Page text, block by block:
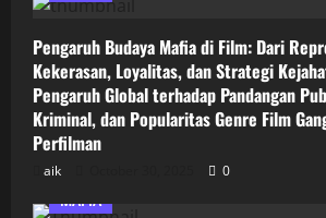
Pengaruh Budaya Mafia di Film: Dari
Kekerasan, Loyalitas, dan Strategi
Pengaruh Global terhadap Pandangan
Kriminal, dan Popularitas Genre Film
Perfilman
aik
0
MAFIA